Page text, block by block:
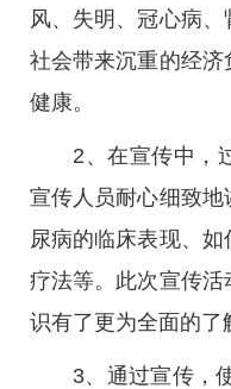
风、失明、冠心病、
社会带来沉重的经
健康。
2、在宣传中，
宣传人员耐心细致
尿病的临床表现、
疗法等。此次宣传
识有了更为全面的了
3、通过宣传，